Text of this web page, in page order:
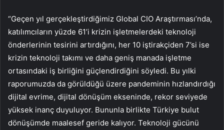
“Geçen yıl gerçekleştirdiğimiz Global CIO Araştırması’nda,
katılımcıların yüzde 61’i krizin işletmelerdeki teknoloji
önderlerinin tesirini artırdığını, her 10 iştirakçiden 7’si ise
krizin teknoloji takımı ve daha geniş manada işletme
ortasındaki iş birliğini güçlendirdiğini söyledi. Bu yılki
raporumuzda da görüldüğü üzere pandeminin hızlandırdığı
dijital evrime, dijital dönüşüm ekseninde, rekor seviyede
yüksek inanç duyuluyor. Bununla birlikte Türkiye bulut
dönüşümde maalesef geride kalıyor. Teknoloji gücünü